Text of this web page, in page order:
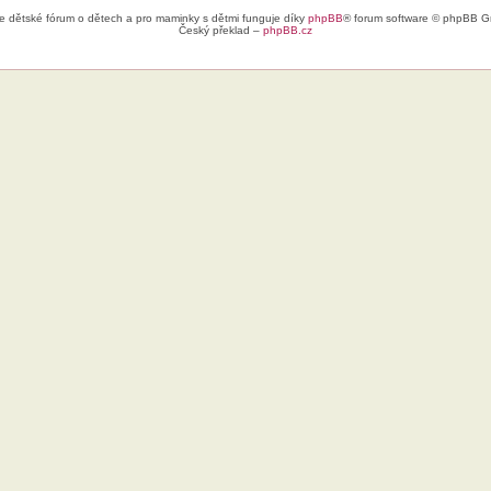
dětské fórum o dětech a pro maminky s dětmi funguje díky phpBB® forum software © phpBB
Český překlad – phpBB.cz